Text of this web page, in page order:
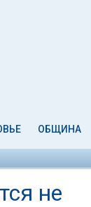
ОБЩИНА
не